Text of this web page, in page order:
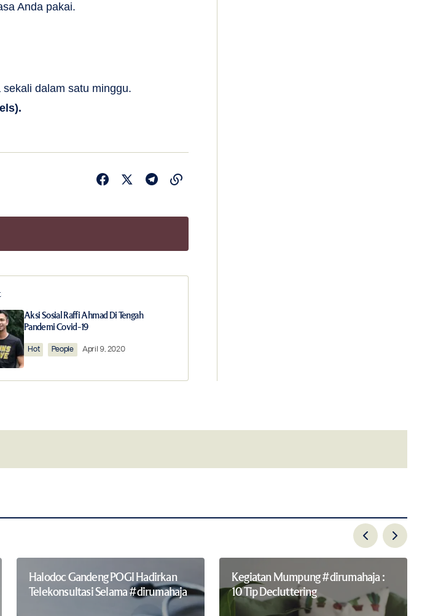
Anda pakai.
dalam satu minggu.
Aksi Sosial Raffi Ahmad Di Tengah
Pandemi Covid-19
Hot People April 9, 2020
Halodoc Gandeng POGI Hadirkan
Telekonsultasi Selama #dirumahaja
Kegiatan Mumpung #dirumahaja :
10 Tip Decluttering